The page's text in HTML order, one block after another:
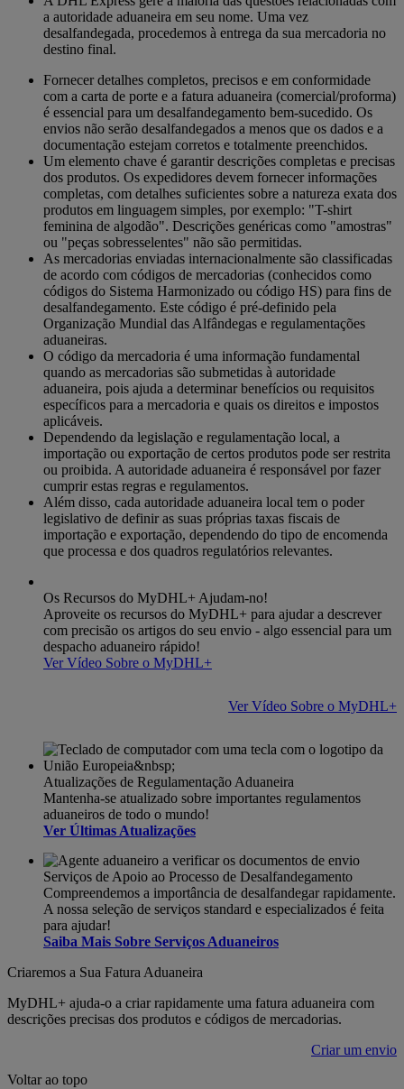
a autoridade aduaneira em seu nome. Uma vez
desalfandegada, procedemos à entrega da sua mercadoria no
destino final.
Fornecer detalhes completos, precisos e em conformidade
com a carta de porte e a fatura aduaneira (comercial/proforma)
é essencial para um desalfandegamento bem-sucedido. Os
envios não serão desalfandegados a menos que os dados e a
documentação estejam corretos e totalmente preenchidos.
Um elemento chave é garantir descrições completas e precisas
dos produtos. Os expedidores devem fornecer informações
completas, com detalhes suficientes sobre a natureza exata dos
produtos em linguagem simples, por exemplo: "T-shirt
feminina de algodão". Descrições genéricas como "amostras"
ou "peças sobresselentes" não são permitidas.
As mercadorias enviadas internacionalmente são classificadas
de acordo com códigos de mercadorias (conhecidos como
códigos do Sistema Harmonizado ou código HS) para fins de
desalfandegamento. Este código é pré-definido pela
Organização Mundial das Alfândegas e regulamentações
aduaneiras.
O código da mercadoria é uma informação fundamental
quando as mercadorias são submetidas à autoridade
aduaneira, pois ajuda a determinar benefícios ou requisitos
específicos para a mercadoria e quais os direitos e impostos
aplicáveis.
Dependendo da legislação e regulamentação local, a
importação ou exportação de certos produtos pode ser restrita
ou proibida. A autoridade aduaneira é responsável por fazer
cumprir estas regras e regulamentos.
Além disso, cada autoridade aduaneira local tem o poder
legislativo de definir as suas próprias taxas fiscais de
importação e exportação, dependendo do tipo de encomenda
que processa e dos quadros regulatórios relevantes.
Os Recursos do MyDHL+ Ajudam-no!
Aproveite os recursos do MyDHL+ para ajudar a descrever
com precisão os artigos do seu envio - algo essencial para um
despacho aduaneiro rápido!
Ver Vídeo Sobre o MyDHL+
Ver Vídeo Sobre o MyDHL+
Atualizações de Regulamentação Aduaneira
Mantenha-se atualizado sobre importantes regulamentos
aduaneiros de todo o mundo!
Ver Últimas Atualizações
Serviços de Apoio ao Processo de Desalfandegamento
Compreendemos a importância de desalfandegar rapidamente.
A nossa seleção de serviços standard e especializados é feita
para ajudar!
Saiba Mais Sobre Serviços Aduaneiros
Criaremos a Sua Fatura Aduaneira
MyDHL+ ajuda-o a criar rapidamente uma fatura aduaneira com
descrições precisas dos produtos e códigos de mercadorias.
Criar um envio
Voltar ao topo